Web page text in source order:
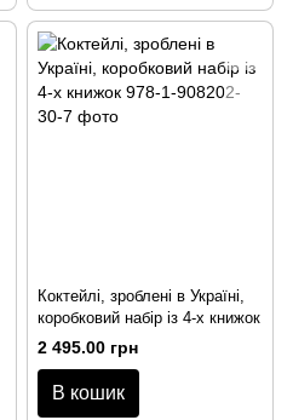
Коктейлі, зроблені в Україні,
коробковий набір із 4-х книжок
2 495.00 грн
В кошик